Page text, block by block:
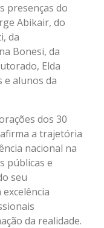
presenças do
Abikair, do
da
Bonesi, da
Elda
e alunos da
dos 30
a trajetória
nacional na
públicas e
seu
da realidade.